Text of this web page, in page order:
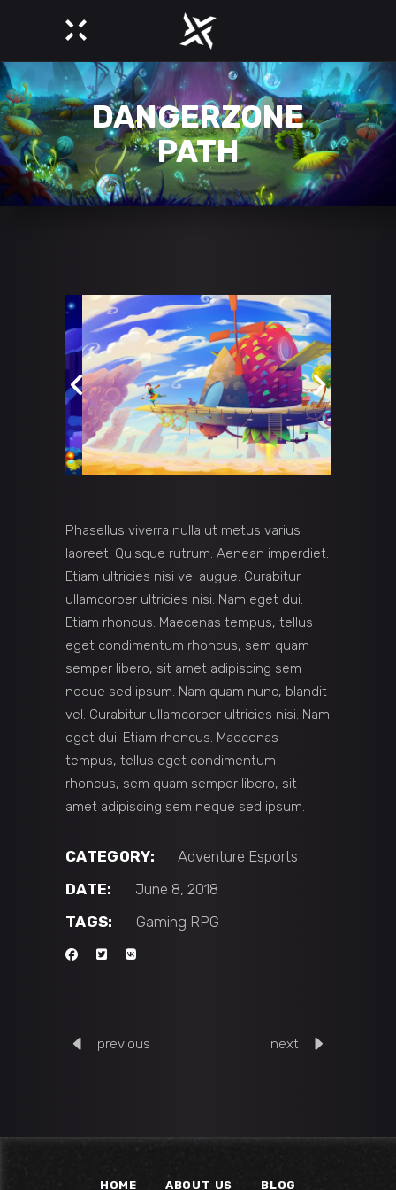
DANGERZONE
PATH
Phasellus viverra nulla ut metus varius
laoreet. Quisque rutrum. Aenean imperdiet.
Etiam ultricies nisi vel augue. Curabitur
ullamcorper ultricies nisi. Nam eget dui.
Etiam rhoncus. Maecenas tempus, tellus
eget condimentum rhoncus, sem quam
semper libero, sit amet adipiscing sem
neque sed ipsum. Nam quam nunc, blandit
vel. Curabitur ullamcorper ultricies nisi. Nam
eget dui. Etiam rhoncus. Maecenas
tempus, tellus eget condimentum
rhoncus, sem quam semper libero, sit
amet adipiscing sem neque sed ipsum.
CATEGORY: Adventure Esports
DATE:
June 8, 2018
TAGS:
Gaming RPG
previous next
HOME ABOUT US BLOG